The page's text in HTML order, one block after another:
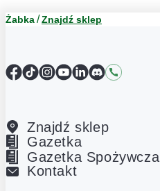
Żabka Znajdź sklep
Facebook
TikTokInstagram
YouTube
LinkedIn
DiscordKontakt
Znajdź sklep
Gazetka
Gazetka Spożywcza
Kontakt